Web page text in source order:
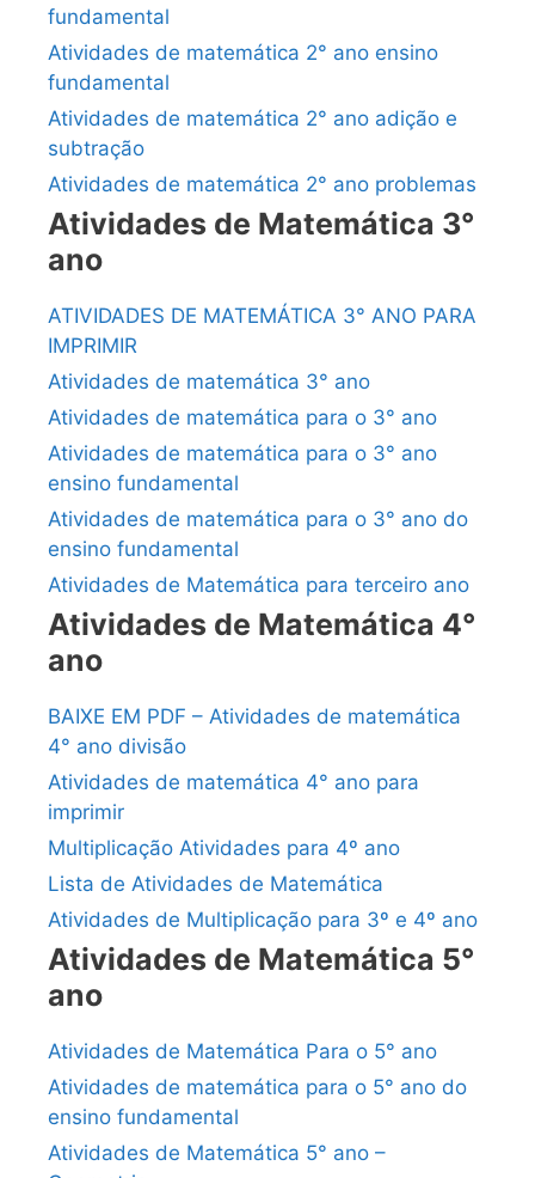
fundamental
Atividades de matemática 2° ano ensino
fundamental
Atividades de matemática 2° ano adição e
subtração
Atividades de matemática 2° ano problemas
Atividades de Matemática 3°
ano
ATIVIDADES DE MATEMÁTICA 3° ANO PARA
IMPRIMIR
Atividades de matemática 3° ano
Atividades de matemática para o 3° ano
Atividades de matemática para o 3° ano
ensino fundamental
Atividades de matemática para o 3° ano do
ensino fundamental
Atividades de Matemática para terceiro ano
Atividades de Matemática 4°
ano
BAIXE EM PDF – Atividades de matemática
4° ano divisão
Atividades de matemática 4° ano para
imprimir
Multiplicação Atividades para 4º ano
Lista de Atividades de Matemática
Atividades de Multiplicação para 3º e 4º ano
Atividades de Matemática 5°
ano
Atividades de Matemática Para o 5° ano
Atividades de matemática para o 5° ano do
ensino fundamental
Atividades de Matemática 5° ano –